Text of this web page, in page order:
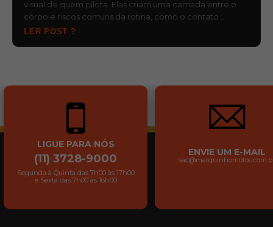
visual de quem pilota. Elas criam uma camada entre o
corpo e riscos comuns da rotina, como o contato …
LER POST ?
LIGUE PARA NÓS
(11) 3728-9000
Segunda à Quinta das 7h00 às 17h00
e Sexta das 7h00 às 16h00
ENVIE UM E-MAIL